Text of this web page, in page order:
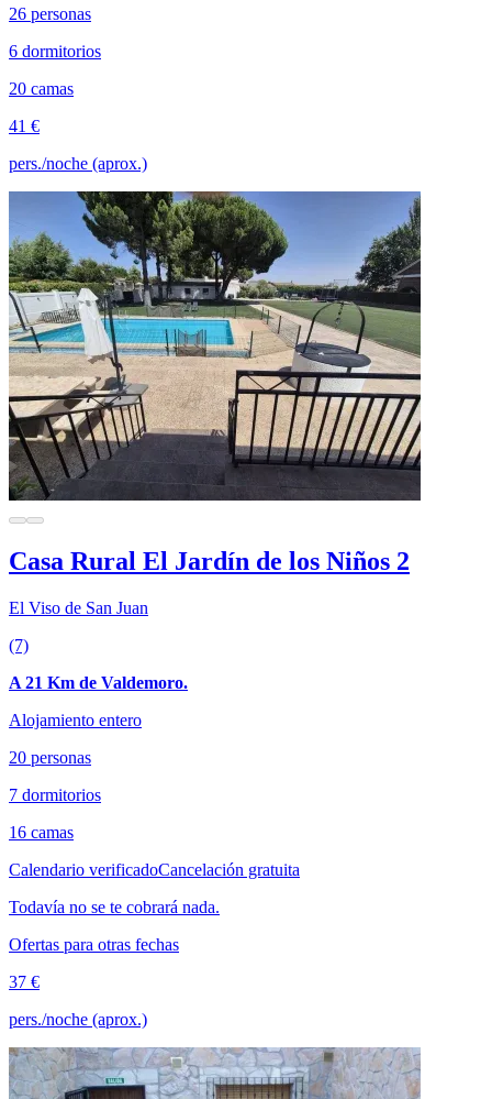
26 personas
6 dormitorios
20 camas
41 €
pers./noche (aprox.)
Casa Rural El Jardín de los Niños 2
El Viso de San Juan
(7)
A 21 Km de Valdemoro.
Alojamiento entero
20 personas
7 dormitorios
16 camas
Calendario verificadoCancelación gratuita
Todavía no se te cobrará nada.
Ofertas para otras fechas
37 €
pers./noche (aprox.)